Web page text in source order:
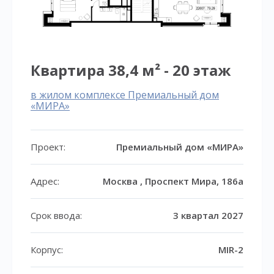
Квартира 38,4 м² - 20 этаж
в жилом комплексе Премиальный дом
«МИРА»
Проект: Премиальный дом «МИРА»
Адрес: Москва , Проспект Мира, 186а
Срок ввода: 3 квартал 2027
Корпус: MIR-2